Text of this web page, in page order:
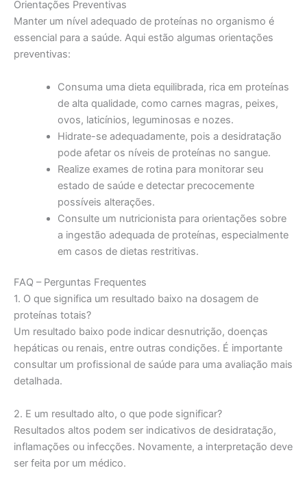
Orientações Preventivas
Manter um nível adequado de proteínas no organismo é
essencial para a saúde. Aqui estão algumas orientações
preventivas:
Consuma uma dieta equilibrada, rica em proteínas
de alta qualidade, como carnes magras, peixes,
ovos, laticínios, leguminosas e nozes.
Hidrate-se adequadamente, pois a desidratação
pode afetar os níveis de proteínas no sangue.
Realize exames de rotina para monitorar seu
estado de saúde e detectar precocemente
possíveis alterações.
Consulte um nutricionista para orientações sobre
a ingestão adequada de proteínas, especialmente
em casos de dietas restritivas.
FAQ – Perguntas Frequentes
1. O que significa um resultado baixo na dosagem de
proteínas totais?
Um resultado baixo pode indicar desnutrição, doenças
hepáticas ou renais, entre outras condições. É importante
consultar um profissional de saúde para uma avaliação mais
detalhada.
2. E um resultado alto, o que pode significar?
Resultados altos podem ser indicativos de desidratação,
inflamações ou infecções. Novamente, a interpretação deve
ser feita por um médico.